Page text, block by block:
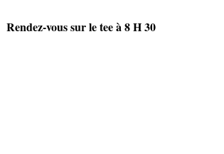
Rendez-vous sur le tee à 8 H 30